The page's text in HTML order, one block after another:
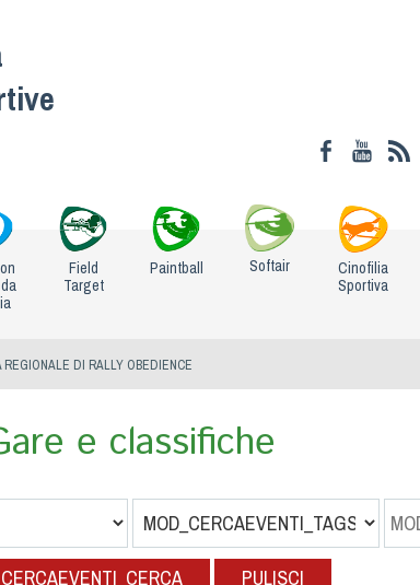
Field
Target
Paintball Softair
Cinofilia
Sportiva
REGIONALE DI RALLY OBEDIENCE
e classifiche
PULISCI